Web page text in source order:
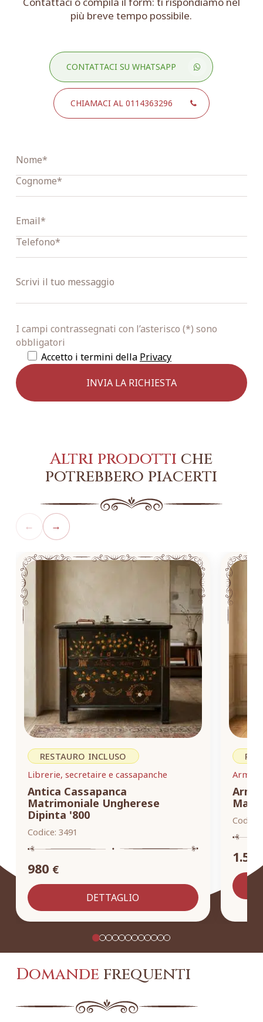
più breve tempo possibile.
CONTATTACI SU WHATSAPP
CHIAMACI AL 0114363296
I campi contrassegnati con l’asterisco (*) sono
obbligatori
Accetto i termini della Privacy
Altri prodotti che
potrebbero piacerti
← →
RESTAURO INCLUSO
Librerie, secretaire e cassapanche
Antica Cassapanca
Matrimoniale Ungherese
Dipinta '800
Codice: 3491
980 €
DETTAGLIO
Codice:
Domandefrequenti